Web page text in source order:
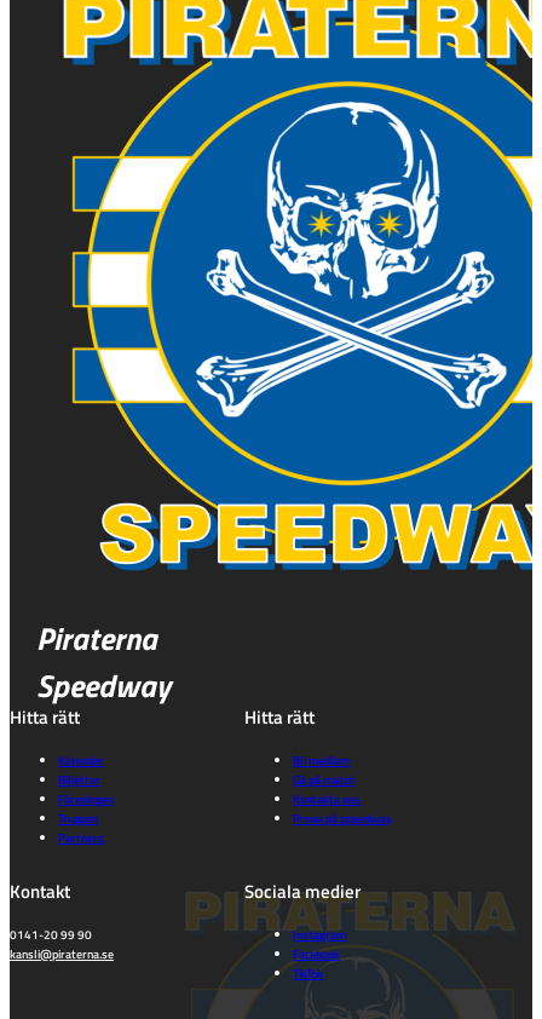
Piraterna
Speedway
Hitta rätt
Kalender
Biljetter
Föreningen
Truppen
Partners
Hitta rätt
Bli medlem
Gå på match
Kontakta oss
Prova på speedway
Kontakt
0141-20 99 90
kansli@piraterna.se
Sociala medier
Instagram
Facebook
TikTok